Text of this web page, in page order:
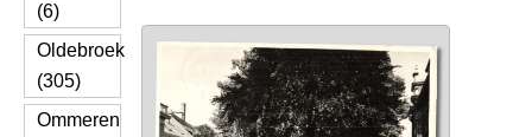
(6)
Oldebroek
(305)
Ommeren